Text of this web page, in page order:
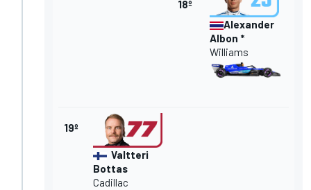
18º
Alexander
Albon *
Williams
19º
Valtteri
Bottas
Cadillac